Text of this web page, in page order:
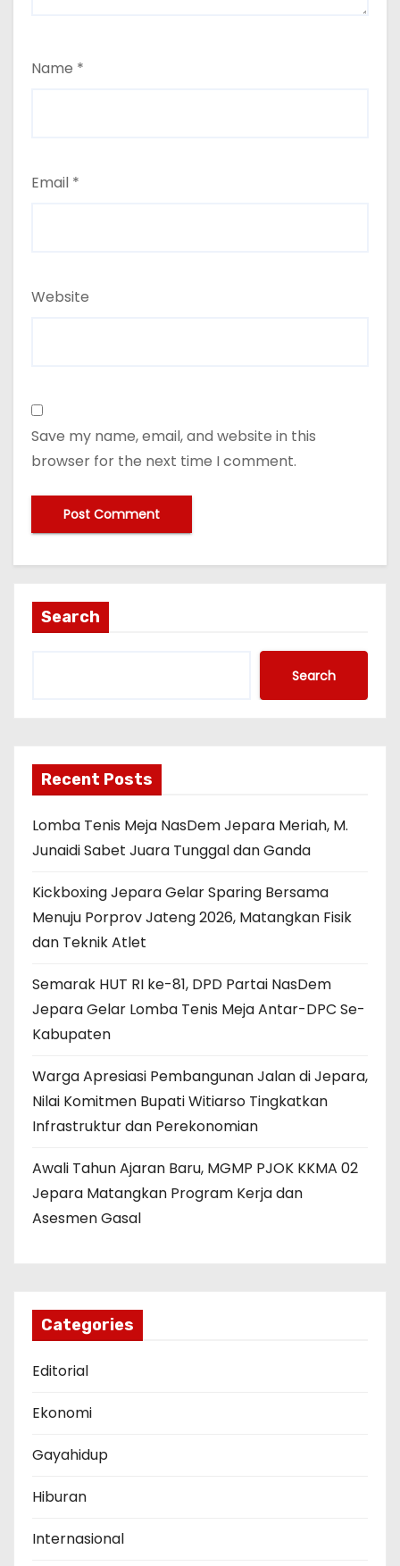
Name *
Email *
Website
Save my name, email, and website in this
browser for the next time I comment.
Search
Search
Recent Posts
Lomba Tenis Meja NasDem Jepara Meriah, M.
Junaidi Sabet Juara Tunggal dan Ganda
Kickboxing Jepara Gelar Sparing Bersama
Menuju Porprov Jateng 2026, Matangkan Fisik
dan Teknik Atlet
Semarak HUT RI ke-81, DPD Partai NasDem
Jepara Gelar Lomba Tenis Meja Antar-DPC Se-
Kabupaten
Warga Apresiasi Pembangunan Jalan di Jepara,
Nilai Komitmen Bupati Witiarso Tingkatkan
Infrastruktur dan Perekonomian
Awali Tahun Ajaran Baru, MGMP PJOK KKMA 02
Jepara Matangkan Program Kerja dan
Asesmen Gasal
Categories
Editorial
Ekonomi
Gayahidup
Hiburan
Internasional